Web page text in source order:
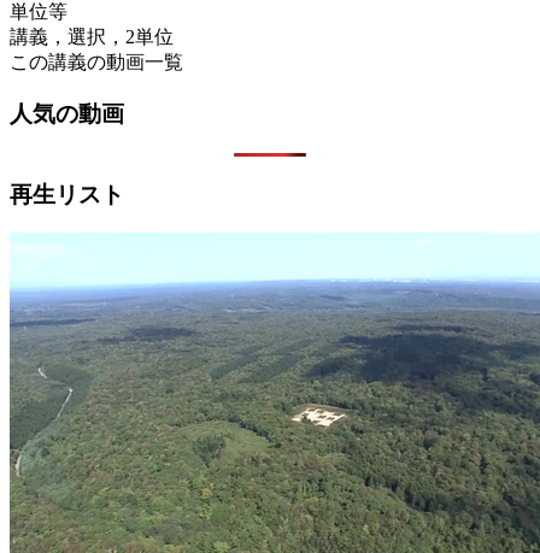
単位等
講義，選択，2単位
この講義の動画一覧
人気の動画
再生リスト